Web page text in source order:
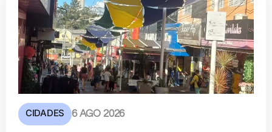
CIDADES 6 AGO 2026